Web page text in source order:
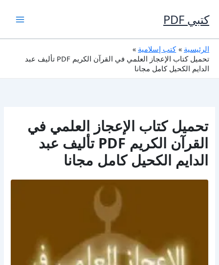
إلى
المحتوى
كتبي PDF
الرئيسية
كتب إسلامية
تحميل كتاب الإعجاز العلمي في القرآن الكريم PDF تأليف عبد
الدايم الكحيل كامل مجانا
تحميل كتاب الإعجاز العلمي في
القرآن الكريم PDF تأليف عبد
الدايم الكحيل كامل مجانا